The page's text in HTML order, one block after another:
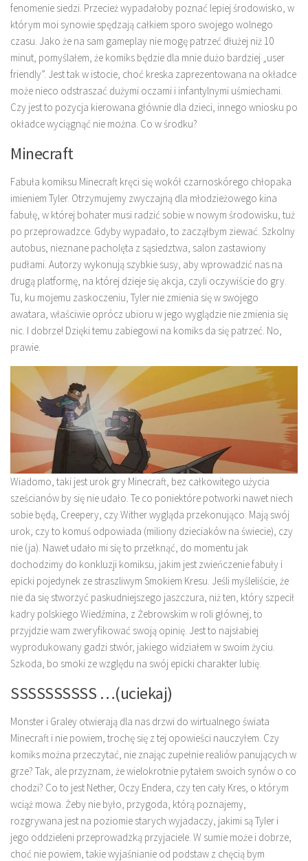
fenomenie siedzi. Przecież wypadałoby poznać lepiej środowisko, w
którym moi synowie spędzają całkiem sporo swojego wolnego
czasu. Jako że na sam gameplay nie mogę patrzeć dłużej niż 10
minut, pomyślałem, że komiks będzie dla mnie dużo bardziej „user
friendly”. Jest tak w istocie, choć kreska zaprezentowana na okładce
może nieco odstraszać dużymi oczami i infantylnymi uśmiechami.
Czy jest to pozycja kierowana głównie dla dzieci, innego wniosku po
okładce wyciągnąć nie można. Co w środku?
Minecraft
Fabuła komiksu Minecraft kręci się wokół czarnoskórego chłopaka
imieniem Tyler. Otrzymujemy zwyczajną dla młodzieżowego kina
fabułę, w której bohater musi radzić sobie w nowym środowisku, tuż
po przeprowadzce. Gdyby wypadało, to zacząłbym ziewać. Szkolny
autobus, nieznane pacholęta z sąsiedztwa, salon zastawiony
pudłami. Autorzy wykonują szybkie susy, aby wprowadzić nas na
drugą platformę, na której dzieje się akcja, czyli oczywiście do gry.
Tu, ku mojemu zaskoczeniu, Tyler nie zmienia się w swojego
awatara, właściwie oprócz ubioru w jego wyglądzie nie zmienia się
nic. I dobrze! Dzięki temu zabiegowi na komiks da się patrzeć. No,
prawie.
Wiadomo, taki jest urok gry Minecraft, bez całkowitego użycia
sześcianów by się nie udało. Te co poniektóre potworki nawet niech
sobie będą, Creepery, czy Wither wygląda przekonująco. Mają swój
urok, czy to komuś odpowiada (miliony dzieciaków na świecie), czy
nie (ja). Nawet udało mi się to przełknąć, do momentu jak
dochodzimy do konkluzji komiksu, jakim jest zwieńczenie fabuły i
epicki pojedynek ze straszliwym Smokiem Kresu. Jeśli myśleliście, że
nie da się stworzyć paskudniejszego jaszczura, niż ten, który szpecił
kadry polskiego Wiedźmina, z Żebrowskim w roli głównej, to
przyjdzie wam zweryfikować swoją opinię. Jest to najsłabiej
wyprodukowany gadzi stwór, jakiego widziałem w swoim życiu.
Szkoda, bo smoki ze względu na swój epicki charakter lubię.
SSSSSSSSSS …(uciekaj)
Monster i Graley otwierają dla nas drzwi do wirtualnego świata
Minecraft i nie powiem, trochę się z tej opowieści nauczyłem. Czy
komiks można przeczytać, nie znając zupełnie realiów panujących w
grze? Tak, ale przyznam, że wielokrotnie pytałem swoich synów o co
chodzi? Co to jest Nether, Oczy Endera, czy ten cały Kres, o którym
wciąż mowa. Żeby nie było, przygoda, którą poznajemy,
rozgrywana jest na poziomie starych wyjadaczy, jakimi są Tyler i
jego oddzieleni przeprowadzką przyjaciele. W sumie może i dobrze,
choć nie powiem, takie wyjaśnianie od podstaw z chęcią bym